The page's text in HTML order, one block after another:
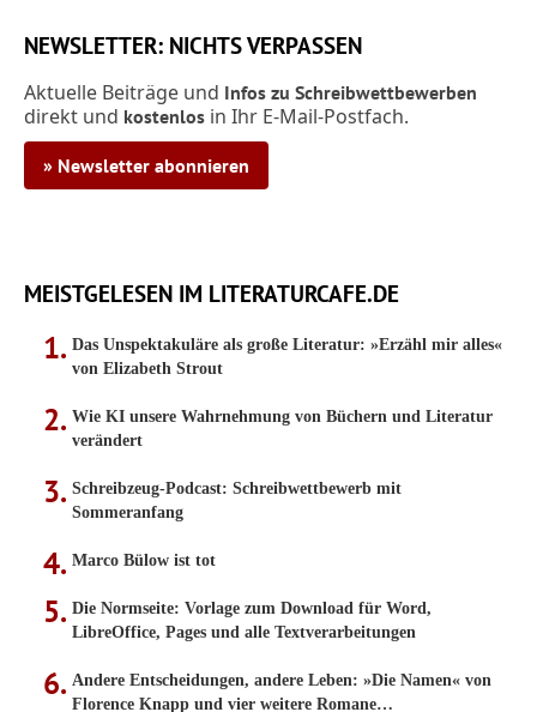
NEWSLETTER: NICHTS VERPASSEN
Aktuelle Beiträge und Infos zu Schreibwettbewerben
direkt und kostenlos in Ihr E-Mail-Postfach.
» Newsletter abonnieren
MEISTGELESEN IM LITERATURCAFE.DE
Das Unspektakuläre als große Literatur: »Erzähl mir alles«
von Elizabeth Strout
Wie KI unsere Wahrnehmung von Büchern und Literatur
verändert
Schreibzeug-Podcast: Schreibwettbewerb mit
Sommeranfang
Marco Bülow ist tot
Die Normseite: Vorlage zum Download für Word,
LibreOffice, Pages und alle Textverarbeitungen
Andere Entscheidungen, andere Leben: »Die Namen« von
Florence Knapp und vier weitere Romane…